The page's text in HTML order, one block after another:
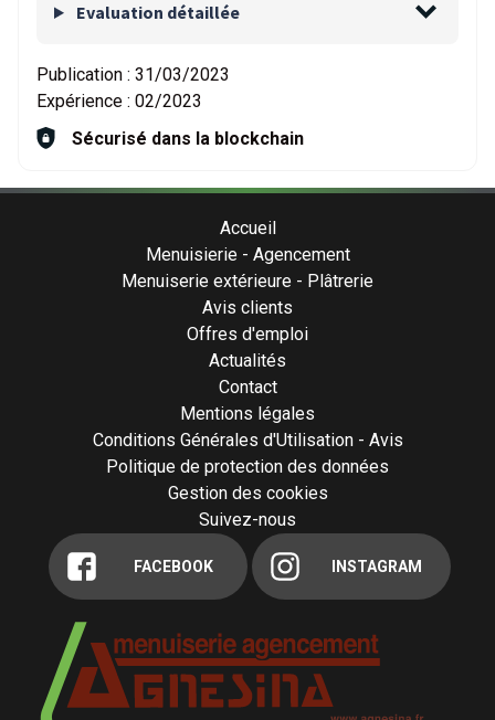
Evaluation détaillée
Publication : 31/03/2023
Expérience : 02/2023
Sécurisé dans la blockchain
Accueil
Menuisierie - Agencement
Menuiserie extérieure - Plâtrerie
Avis clients
Offres d'emploi
Actualités
Contact
Mentions légales
Conditions Générales d'Utilisation - Avis
Politique de protection des données
Gestion des cookies
Suivez-nous
FACEBOOK INSTAGRAM